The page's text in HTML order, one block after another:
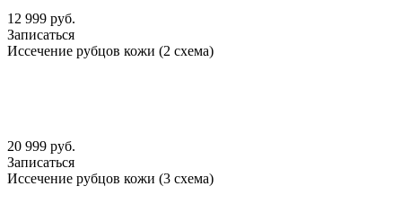
12 999 руб.
Записаться
Иссечение рубцов кожи (2 схема)
20 999 руб.
Записаться
Иссечение рубцов кожи (3 схема)